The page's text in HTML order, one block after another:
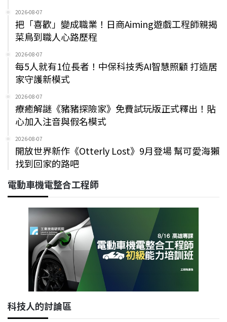
2026-08-07
把「喜歡」變成職業！日商Aiming遊戲工程師親揭
菜鳥到職人心路歷程
2026-08-07
每5人就有1位長者！中保科技秀AI智慧照顧 打造居
家守護新模式
2026-08-07
療癒解謎《豬豬探險家》免費試玩版正式釋出！貼
心加入注音與假名模式
2026-08-07
開放世界新作《Otterly Lost》9月登場 幫可愛海獺
找到回家的路吧
電動車機電整合工程師
科技人的討論區